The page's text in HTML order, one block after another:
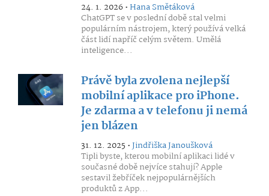
24. 1. 2026 •Hana Smětáková
ChatGPT se v poslední době stal velmi
populárním nástrojem, který používá velká
část lidí napříč celým světem. Umělá
inteligence...
Právě byla zvolena nejlepší
mobilní aplikace pro iPhone.
Je zdarma a v telefonu ji nemá
jen blázen
31. 12. 2025 •Jindřiška Janoušková
Tipli byste, kterou mobilní aplikaci lidé v
současné době nejvíce stahují? Apple
sestavil žebříček nejpopulárnějších
produktů z App...